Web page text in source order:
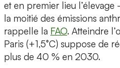
et en premier lieu
la moitié des émissions
rappelle la FAO. Atteindre
Paris (+1,5°C) suppose de
plus de 40 % en 2030.